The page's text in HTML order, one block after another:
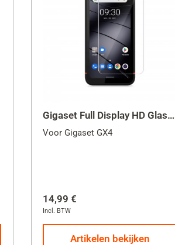
Gigaset Full Display HD Glass Protector (GX4)
Voor Gigaset GX4
14,99 €
Incl. BTW
Artikelen bekijken